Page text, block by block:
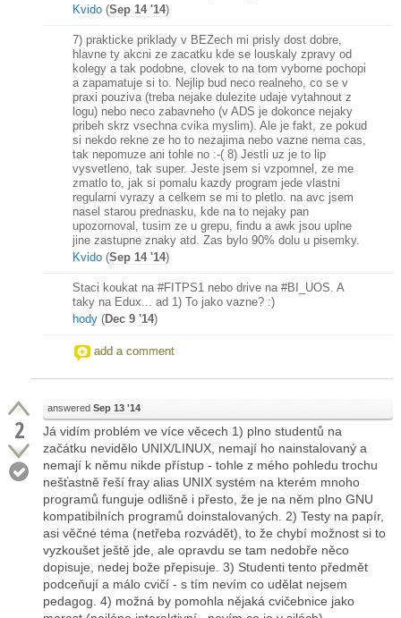
Kvido (Sep 14 '14)
7) prakticke priklady v BEZech mi prisly dost dobre,
hlavne ty akcni ze zacatku kde se louskaly zpravy od
kolegy a tak podobne, clovek to na tom vyborne pochopi
a zapamatuje si to. Nejlip bud neco realneho, co se v
praxi pouziva (treba nejake dulezite udaje vytahnout z
logu) nebo neco zabavneho (v ADS je dokonce nejaky
pribeh skrz vsechna cvika myslim). Ale je fakt, ze pokud
si nekdo rekne ze ho to nezajima nebo vazne nema cas,
tak nepomuze ani tohle no :-( 8) Jestli uz je to lip
vysvetleno, tak super. Jeste jsem si vzpomnel, ze me
zmatlo to, jak si pomalu kazdy program jede vlastni
regularni vyrazy a celkem se mi to pletlo. na avc jsem
nasel starou prednasku, kde na to nejaky pan
upozornoval, tusim ze u grepu, findu a awk jsou uplne
jine zastupne znaky atd. Zas bylo 90% dolu u pisemky.
Kvido (Sep 14 '14)
Staci koukat na #FITPS1 nebo drive na #BI_UOS. A
taky na Edux... ad 1) To jako vazne? :)
hody (Dec 9 '14)
add a comment
2
answered Sep 13 '14
Já vidím problém ve více věcech 1) plno studentů na
začátku nevidělo UNIX/LINUX, nemají ho nainstalovaný a
nemají k němu nikde přístup - tohle z mého pohledu trochu
nešťastně řeší fray alias UNIX systém na kterém mnoho
programů funguje odlišně i přesto, že je na něm plno GNU
kompatibilních programů doinstalovaných. 2) Testy na papír,
asi věčné téma (netřeba rozvádět), to že chybí možnost si to
vyzkoušet ještě jde, ale opravdu se tam nedobře něco
dopisuje, nedej bože přepisuje. 3) Studenti tento předmět
podceňují a málo cvičí - s tím nevím co udělat nejsem
pedagog. 4) možná by pomohla nějaká cvičebnice jako